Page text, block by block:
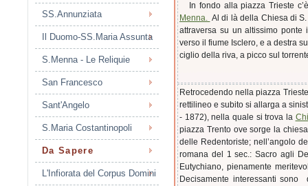
SS.Annunziata
Il Duomo-SS.Maria Assunta
S.Menna - Le Reliquie
San Francesco
Sant'Angelo
S.Maria Costantinopoli
Da Sapere
L'Infiorata del Corpus Domini
In fondo alla piazza Trieste
Menna. Al di là della Chiesa di
attraversa su un altissimo ponte
verso il fiume Isclero, e a destra
ciglio della riva, a picco sul
Retrocedendo nella piazza
rettilineo e subito si allarga a
- 1872), nella quale si trova la
piazza Trento ove sorge la
delle Redentoriste; nell’angolo
romana del 1 sec.: Sacro agli
Eutychiano, pienamente
Decisamente interessanti